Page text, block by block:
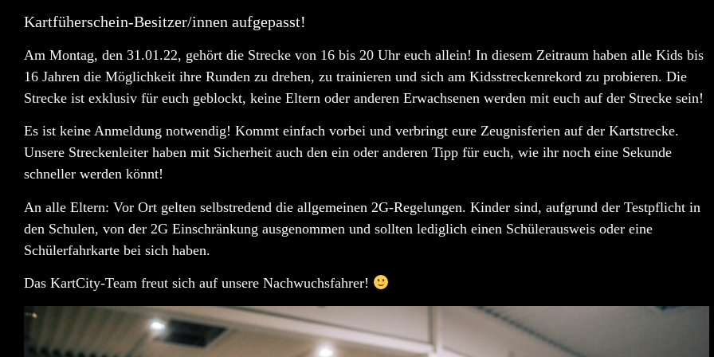
Kartfüherschein-Besitzer/innen aufgepasst!
Am Montag, den 31.01.22, gehört die Strecke von 16 bis 20 Uhr euch allein! In diesem Zeitraum haben alle Kids bis
16 Jahren die Möglichkeit ihre Runden zu drehen, zu trainieren und sich am Kidsstreckenrekord zu probieren. Die
Strecke ist exklusiv für euch geblockt, keine Eltern oder anderen Erwachsenen werden mit euch auf der Strecke sein!
Es ist keine Anmeldung notwendig! Kommt einfach vorbei und verbringt eure Zeugnisferien auf der Kartstrecke.
Unsere Streckenleiter haben mit Sicherheit auch den ein oder anderen Tipp für euch, wie ihr noch eine Sekunde
schneller werden könnt!
An alle Eltern: Vor Ort gelten selbstredend die allgemeinen 2G-Regelungen. Kinder sind, aufgrund der Testpflicht in
den Schulen, von der 2G Einschränkung ausgenommen und sollten lediglich einen Schülerausweis oder eine
Schülerfahrkarte bei sich haben.
Das KartCity-Team freut sich auf unsere Nachwuchsfahrer!